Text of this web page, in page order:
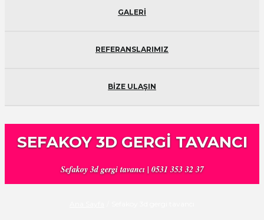
GALERİ
REFERANSLARIMIZ
BİZE ULAŞIN
SEFAKOY 3D GERGI TAVANCI
Sefakoy 3d gergi tavancı | 0531 353 32 37